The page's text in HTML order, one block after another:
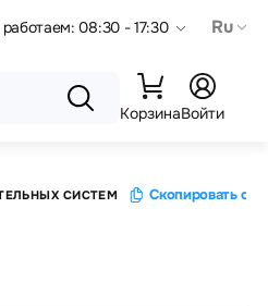
08:30 - 17:30 Ru
КорзинаВойти
СИСТЕМ Скопировать